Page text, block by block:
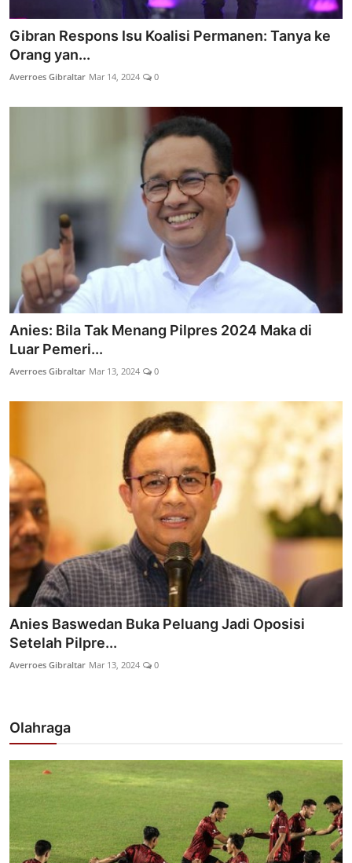
Gibran Respons Isu Koalisi Permanen: Tanya ke
Orang yan...
Averroes Gibraltar Mar 14, 2024 0
Anies: Bila Tak Menang Pilpres 2024 Maka di
Luar Pemeri...
Averroes Gibraltar Mar 13, 2024 0
Anies Baswedan Buka Peluang Jadi Oposisi
Setelah Pilpre...
Averroes Gibraltar Mar 13, 2024 0
Olahraga